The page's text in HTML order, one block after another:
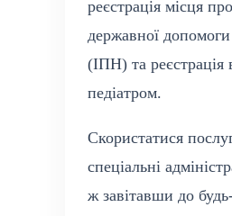
реєстрація місця
державної
(ІПН) та реєстрація
педіатром.
Скористатися
спеціальні
ж завітавши до